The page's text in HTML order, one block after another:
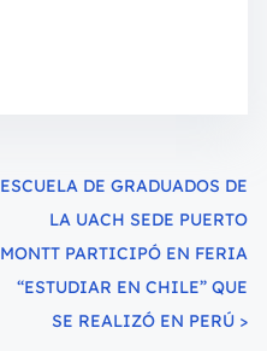
ESCUELA DE GRADUADOS DE
LA UACH SEDE PUERTO
MONTT PARTICIPÓ EN FERIA
“ESTUDIAR EN CHILE” QUE
SE REALIZÓ EN PERÚ >